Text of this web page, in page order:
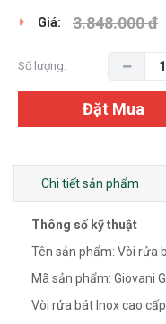
Giá: 3.848.000 đ
Số lượng:
Đặt Mua
Chi tiết sản phẩm
Thông số kỹ thuật
Tên sản phẩm: Vòi rửa
Mã sản phẩm: Giovani
Vòi rửa bát Inox cao cấp